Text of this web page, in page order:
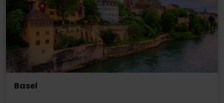
Basel